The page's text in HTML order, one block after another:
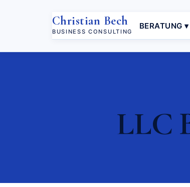
Christian Bech
BUSINESS CONSULTING
BERATUNG ▾
LLC